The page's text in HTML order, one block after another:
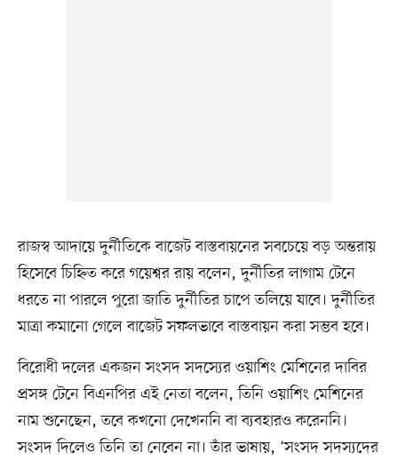
রাজস্ব আদায়ে দুর্নীতিকে বাজেট বাস্তবায়নের সবচেয়ে বড় অন্তরায়
হিসেবে চিহ্নিত করে গয়েশ্বর রায় বলেন, দুর্নীতির লাগাম টেনে
ধরতে না পারলে পুরো জাতি দুর্নীতির চাপে তলিয়ে যাবে। দুর্নীতির
মাত্রা কমানো গেলে বাজেট সফলভাবে বাস্তবায়ন করা সম্ভব হবে।
বিরোধী দলের একজন সংসদ সদস্যের ওয়াশিং মেশিনের দাবির
প্রসঙ্গ টেনে বিএনপির এই নেতা বলেন, তিনি ওয়াশিং মেশিনের
নাম শুনেছেন, তবে কখনো দেখেননি বা ব্যবহারও করেননি।
সংসদ দিলেও তিনি তা নেবেন না। তাঁর ভাষায়, ‘সংসদ সদস্যদের